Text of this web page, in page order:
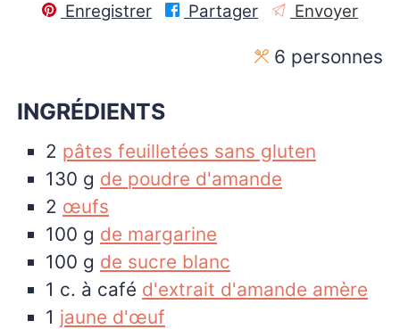
Enregistrer Partager Envoyer
6 personnes
INGRÉDIENTS
2 pâtes feuilletées sans gluten
130 g de poudre d'amande
2 œufs
100 g de margarine
100 g de sucre blanc
1 c. à café d'extrait d'amande amère
1 jaune d'œuf